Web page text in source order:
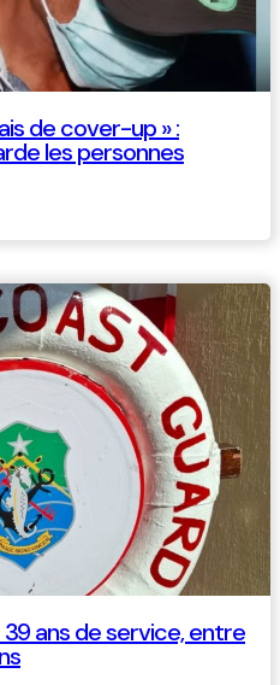
de cover-up » :
les personnes
ans de service, entre